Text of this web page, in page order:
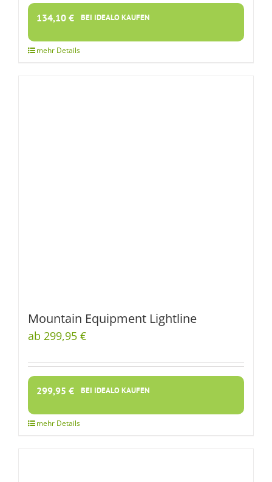
134,10 € BEI IDEALO KAUFEN
Mountain Equipment Lightline
ab 299,95 €
299,95 € BEI IDEALO KAUFEN